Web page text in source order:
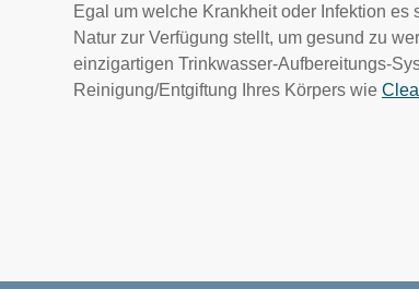
Egal um welche Krankheit oder Infektion
Natur zur Verfügung stellt, um gesund zu
einzigartigen Trinkwasser-Aufbereitungs-
Reinigung/Entgiftung Ihres Körpers wie